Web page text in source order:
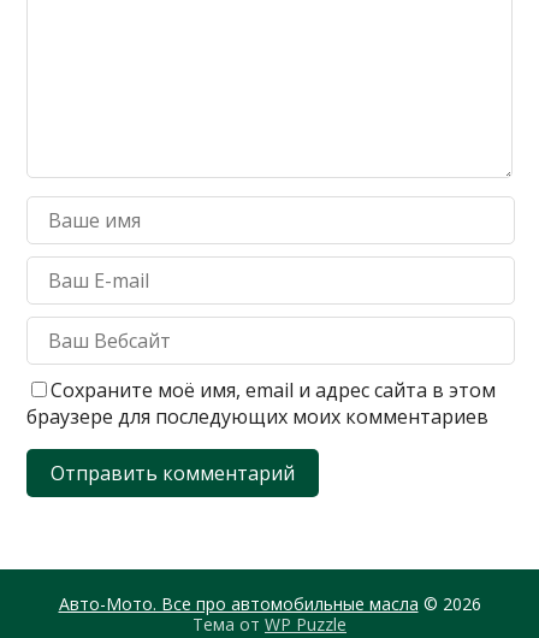
Сохраните моё имя, email и адрес сайта в этом
браузере для последующих моих комментариев
Авто-Мото. Все про автомобильные масла © 2026
Тема от WP Puzzle